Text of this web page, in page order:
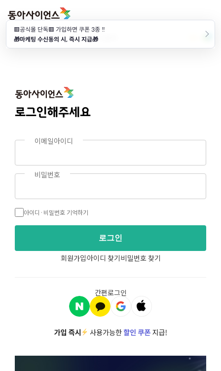
🟥공식몰 단독🟥 가입하면 쿠폰 3종 ‼️
🎁마케팅 수신동의 시, 즉시 지급🎁
뉴스 d라이브러리 AIR DS스토어
로그인해주세요
아이디·비밀번호 기억하기
로그인
회원가입아이디 찾기비밀번호 찾기
간편로그인